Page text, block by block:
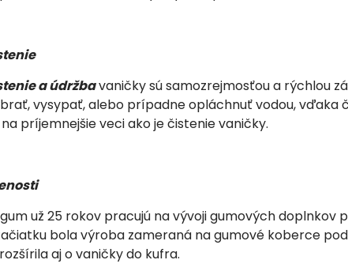
a údržbavaničky sú samozrejmosťou a rýchlou
vysypať, alebo prípadne opláchnuť vodou, vďaka
príjemnejšie veci ako je čistenie vaničky.
už 25 rokov pracujú na vývoji gumových doplnkov
bola výroba zameraná na gumové koberce
aj o vaničky do kufra.